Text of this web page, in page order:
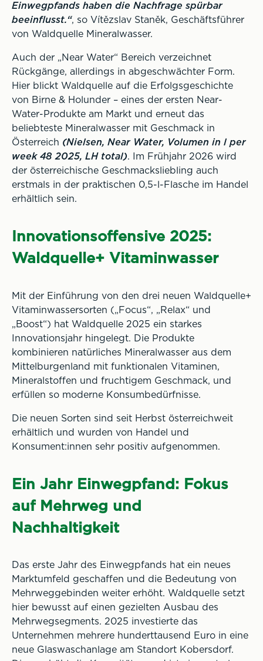
Einwegpfands haben die Nachfrage spürbar
beeinflusst.“, so Vítězslav Staněk, Geschäftsführer
von Waldquelle Mineralwasser.
Auch der „Near Water“ Bereich verzeichnet
Rückgänge, allerdings in abgeschwächter Form.
Hier blickt Waldquelle auf die Erfolgsgeschichte
von Birne & Holunder – eines der ersten Near-
Water-Produkte am Markt und erneut das
beliebteste Mineralwasser mit Geschmack in
Österreich (Nielsen, Near Water, Volumen in l per
week 48 2025, LH total). Im Frühjahr 2026 wird
der österreichische Geschmacksliebling auch
erstmals in der praktischen 0,5-l-Flasche im Handel
erhältlich sein.
Innovationsoffensive 2025:
Waldquelle+ Vitaminwasser
Mit der Einführung von den drei neuen Waldquelle+
Vitaminwassersorten („Focus“, „Relax“ und
„Boost“) hat Waldquelle 2025 ein starkes
Innovationsjahr hingelegt. Die Produkte
kombinieren natürliches Mineralwasser aus dem
Mittelburgenland mit funktionalen Vitaminen,
Mineralstoffen und fruchtigem Geschmack, und
erfüllen so moderne Konsumbedürfnisse.
Die neuen Sorten sind seit Herbst österreichweit
erhältlich und wurden von Handel und
Konsument:innen sehr positiv aufgenommen.
Ein Jahr Einwegpfand: Fokus
auf Mehrweg und
Nachhaltigkeit
Das erste Jahr des Einwegpfands hat ein neues
Marktumfeld geschaffen und die Bedeutung von
Mehrweggebinden weiter erhöht. Waldquelle setzt
hier bewusst auf einen gezielten Ausbau des
Mehrwegsegments. 2025 investierte das
Unternehmen mehrere hunderttausend Euro in eine
neue Glaswaschanlage am Standort Kobersdorf.